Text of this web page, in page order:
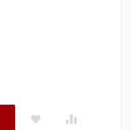
2.8 FSI BDX 210 л.с.